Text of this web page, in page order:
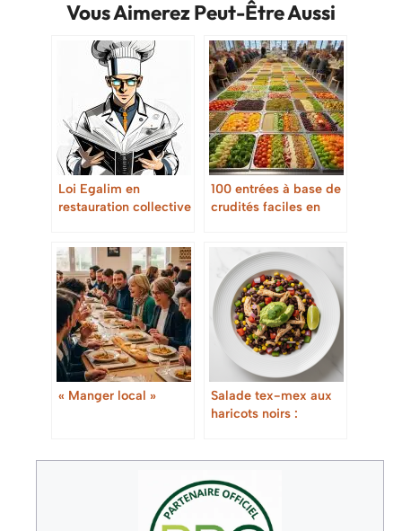
Vous Aimerez Peut-Être Aussi
Loi Egalim en
restauration collective
100 entrées à base de
crudités faciles en
« Manger local »
Salade tex-mex aux
haricots noirs :